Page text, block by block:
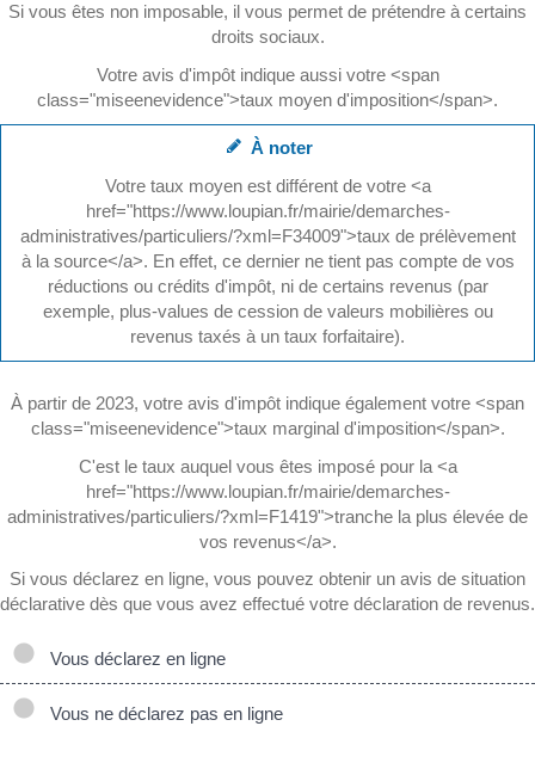
Si vous êtes non imposable, il vous permet de prétendre à certains
droits sociaux.
Votre avis d'impôt indique aussi votre <span
class="miseenevidence">taux moyen d'imposition</span>.
À noter
Votre taux moyen est différent de votre <a
href="https://www.loupian.fr/mairie/demarches-
administratives/particuliers/?xml=F34009">taux de prélèvement
à la source</a>. En effet, ce dernier ne tient pas compte de vos
réductions ou crédits d'impôt, ni de certains revenus (par
exemple, plus-values de cession de valeurs mobilières ou
revenus taxés à un taux forfaitaire).
À partir de 2023, votre avis d'impôt indique également votre <span
class="miseenevidence">taux marginal d'imposition</span>.
C'est le taux auquel vous êtes imposé pour la <a
href="https://www.loupian.fr/mairie/demarches-
administratives/particuliers/?xml=F1419">tranche la plus élevée de
vos revenus</a>.
Si vous déclarez en ligne, vous pouvez obtenir un avis de situation
déclarative dès que vous avez effectué votre déclaration de revenus.
Vous déclarez en ligne
Vous ne déclarez pas en ligne